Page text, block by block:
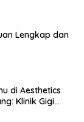
Lengkap dan
di Aesthetics
Klinik Gigi